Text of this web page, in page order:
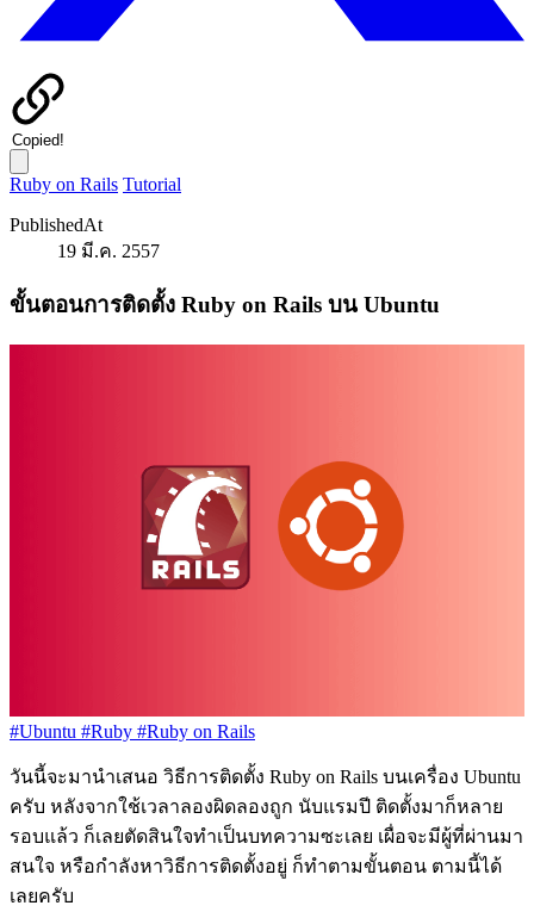
Copied!
Ruby on Rails Tutorial
PublishedAt
19 มี.ค. 2557
ขั้นตอนการติดตั้ง Ruby on Rails บน Ubuntu
#Ubuntu #Ruby #Ruby on Rails
วันนี้จะมานำเสนอ วิธีการติดตั้ง Ruby on Rails บนเครื่อง Ubuntu
ครับ หลังจากใช้เวลาลองผิดลองถูก นับแรมปี ติดตั้งมาก็หลาย
รอบแล้ว ก็เลยตัดสินใจทำเป็นบทความซะเลย เผื่อจะมีผู้ที่ผ่านมา
สนใจ หรือกำลังหาวิธีการติดตั้งอยู่ ก็ทำตามขั้นตอน ตามนี้ได้
เลยครับ